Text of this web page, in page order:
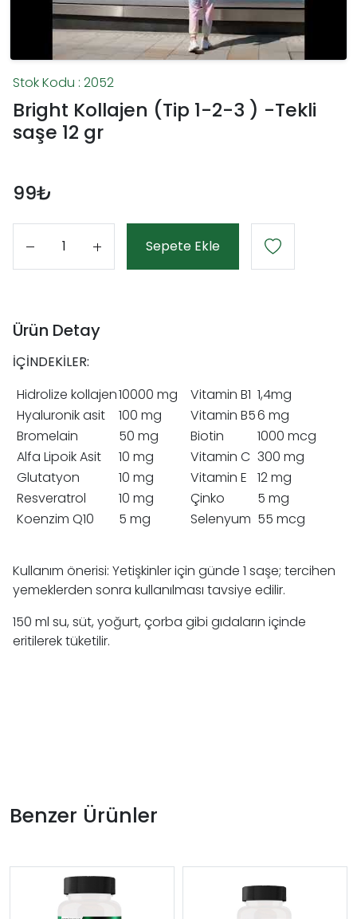
Stok Kodu : 2052
Bright Kollajen (Tip 1-2-3 ) -Tekli
saşe 12 gr
99₺
Sepete Ekle
Ürün Detay
İÇİNDEKİLER:
Hidrolize kollajen10000 mg Vitamin B1 1,4mg
Hyaluronik asit
100 mg Vitamin B56 mg
Bromelain
50 mg Biotin
1000 mcg
Alfa Lipoik Asit
10 mg Vitamin C 300 mg
Glutatyon
10 mg Vitamin E
12 mg
Resveratrol
10 mg Çinko
5 mg
Koenzim Q10
5 mg Selenyum 55 mcg
Kullanım önerisi: Yetişkinler için günde 1 saşe; tercihen
yemeklerden sonra kullanılması tavsiye edilir.
150 ml su, süt, yoğurt, çorba gibi gıdaların içinde
eritilerek tüketilir.
Benzer Ürünler